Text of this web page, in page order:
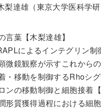
梨達雄（東京大学医科学研
言葉【木梨達雄】
によるインテグリン制
微鏡観察が示すこれから
・移動を制御するRhoシ
ンの移動制御と細胞接着
形質獲得過程における細